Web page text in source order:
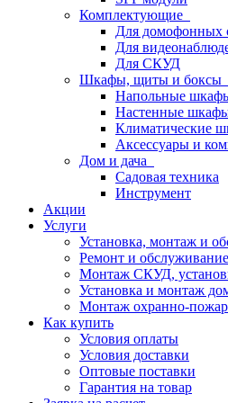
Комплектующие
Для домофонных
Для
Для СКУД
Шкафы, щиты и боксы
Напольные
Настенные
Климатические
Аксессуары и
Дом и дача
Садовая техника
Инструмент
Акции
Услуги
Установка, монтаж и
Ремонт и обслуживание
Монтаж СКУД,
Установка и монтаж
Монтаж охранно-
Как купить
Условия оплаты
Условия доставки
Оптовые поставки
Гарантия на товар